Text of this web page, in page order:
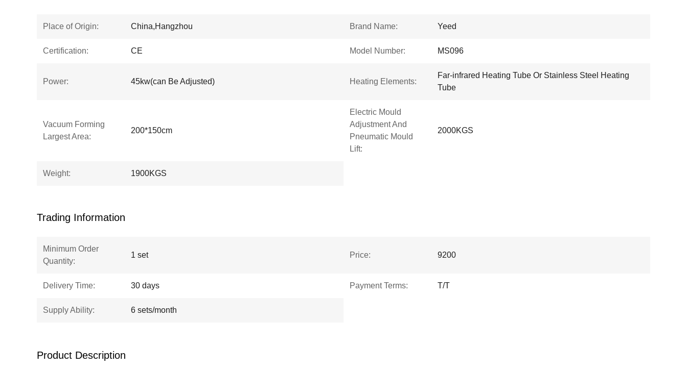
Place of Origin: China,Hangzhou Brand Name: Yeed
Certification: CE Model Number: MS096
Power: 45kw(can Be Adjusted) Heating Elements:
Far-infrared Heating Tube Or Stainless Steel Heating
Tube
Vacuum Forming
Largest Area:
200*150cm
Electric Mould
Adjustment And
Pneumatic Mould
Lift:
2000KGS
Weight: 1900KGS
Trading Information
Minimum Order
Quantity:
1 set Price: 9200
Delivery Time: 30 days Payment Terms: T/T
Supply Ability: 6 sets/month
Product Description